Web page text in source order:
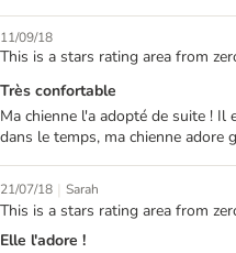
11/09/18
This is a stars rating area from
Très confortable
Ma chienne l'a adopté de suite !
dans le temps, ma chienne adore
21/07/18 | Sarah
This is a stars rating area from
Elle l'adore !